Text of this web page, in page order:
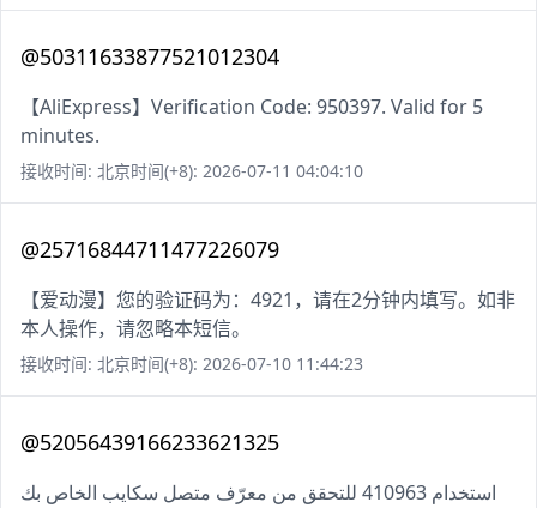
@50311633877521012304
【AliExpress】Verification Code: 950397. Valid for 5
minutes.
接收时间: 北京时间(+8): 2026-07-11 04:04:10
@25716844711477226079
【爱动漫】您的验证码为：4921，请在2分钟内填写。如非
本人操作，请忽略本短信。
接收时间: 北京时间(+8): 2026-07-10 11:44:23
@52056439166233621325
استخدام 410963 للتحقق من معرّف متصل سكايب الخاص بك